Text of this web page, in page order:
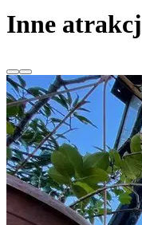
Inne